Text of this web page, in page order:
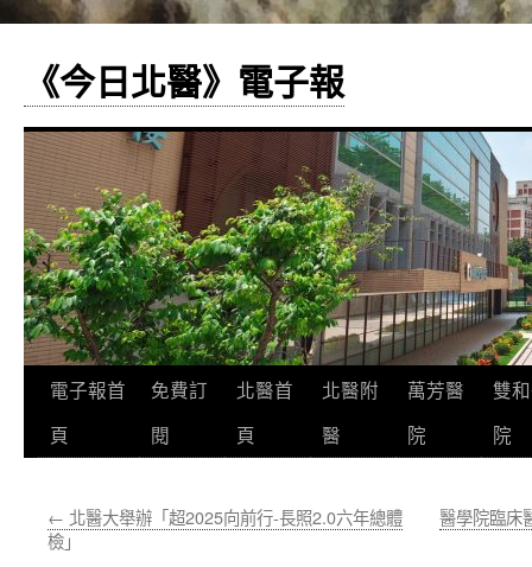
《今日北醫》電子報
跳
至
要
電子報首
頁
免費訂
閱
北醫首
頁
北醫附
醫
萬芳醫
院
雙
院
← 北醫大舉辦「超2025向前行-長照2.0六年總體
檢」
醫學院臨床